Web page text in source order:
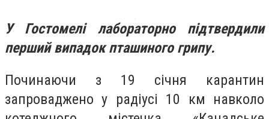
У Гостомелі лабораторно підтвердили
перший випадок пташиного грипу.
Починаючи з 19 січня карантин
запроваджено у радіусі 10 км навколо